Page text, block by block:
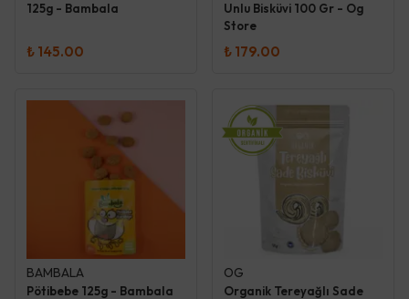
125g - Bambala
₺ 145.00
Unlu Bisküvi 100 Gr - Og
Store
₺ 179.00
BAMBALA
Pötibebe 125g - Bambala
OG
Organik Tereyağlı Sade